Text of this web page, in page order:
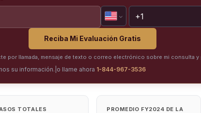
Reciba Mi Evaluación Gratis
por llamada, mensaje de texto o correo electrónico sobre mi consulta
su información. o llame ahora 1-844-967-3536
TOTALES
PROMEDIO FY2024 DE LA